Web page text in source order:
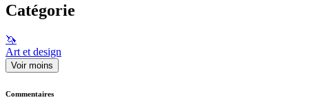
Catégorie
🦄
Art et design
Voir moins
Commentaires